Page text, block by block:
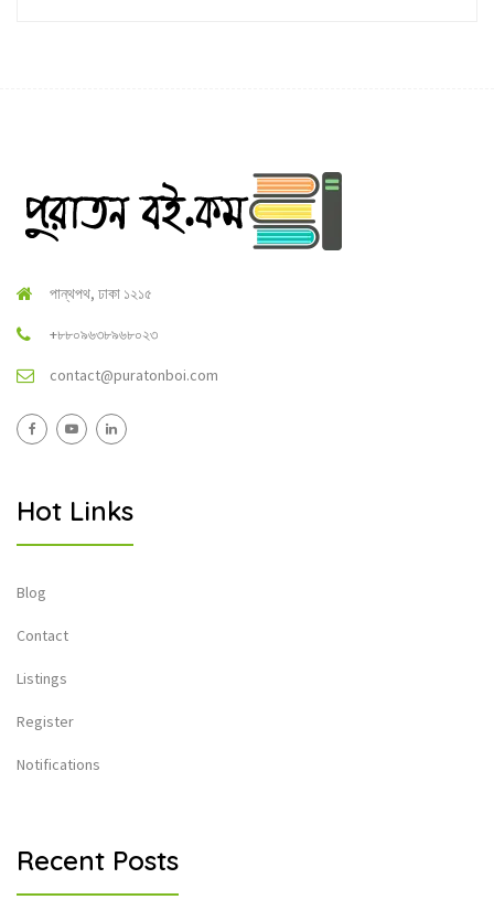
পান্থপথ, ঢাকা ১২১৫
+৮৮০৯৬৩৮৯৬৮০২৩
contact@puratonboi.com
Hot Links
Blog
Contact
Listings
Register
Notifications
Recent Posts